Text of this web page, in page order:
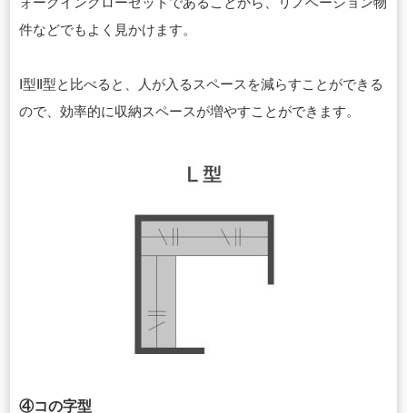
件などでもよく見かけます。
Ⅰ型Ⅱ型と比べると、人が入るスペースを減らすことができる
ので、効率的に収納スペースが増やすことができます。
④コの字型